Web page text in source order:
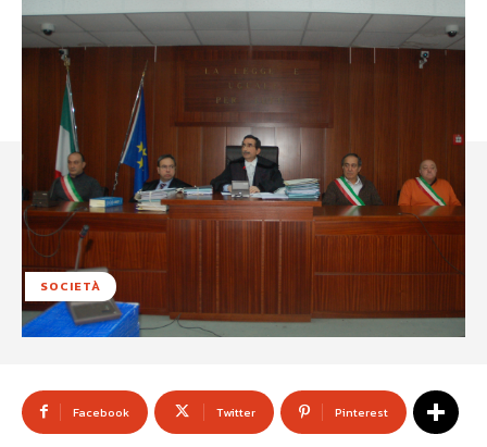
SOCIETÀ
Facebook Twitter Pinterest